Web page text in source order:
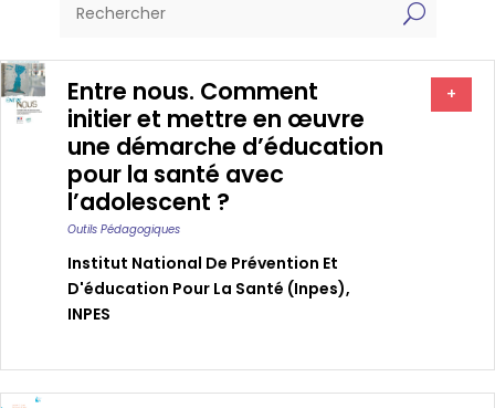
U
Entre nous. Comment
initier et mettre en œuvre
une démarche d’éducation
pour la santé avec
l’adolescent ?
Outils Pédagogiques
Institut National De Prévention Et
D'éducation Pour La Santé (inpes),
INPES
+